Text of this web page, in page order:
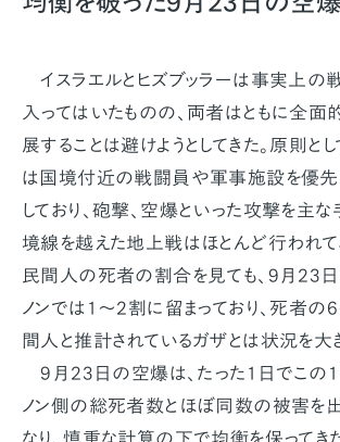
イスラエルとヒズブッラーは事実上の
入ってはいたものの、両者はともに全面
展することは避けようとしてきた。原則と
は国境付近の戦闘員や軍事施設を優先
しており、砲撃、空爆といった攻撃を主な
境線を越えた地上戦はほとんど行われて
民間人の死者の割合を見ても、9月23
ノンでは1～2割に留まっており、死者
間人と推計されているガザとは状況を大
9月23日の空爆は、たった1日でこの
ノン側の総死者数とほぼ同数の被害を出
なり、慎重な計算の下で均衡を保ってき